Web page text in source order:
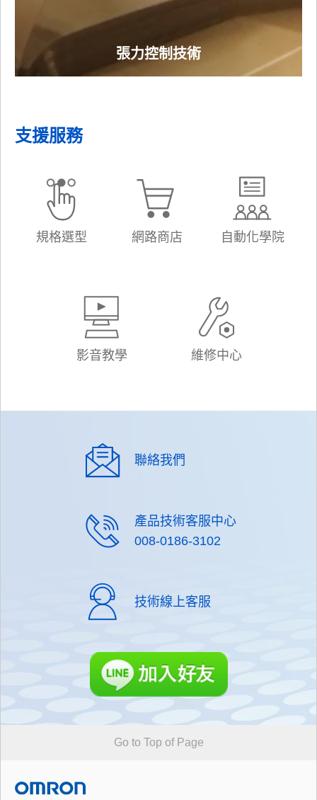
張力控制技術
支援服務
規格選型 網路商店 自動化學院
影音教學 維修中心
聯絡我們
產品技術客服中心
008-0186-3102
技術線上客服
Go to Top of Page